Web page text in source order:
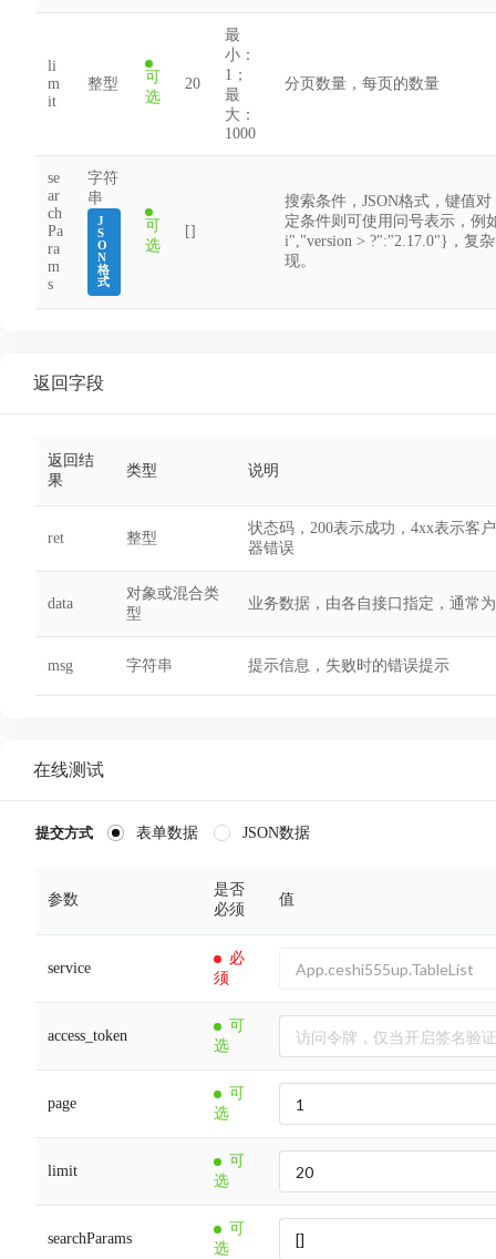
li
m
it
整型
可
选
20
最
小：
1；
最
大：
1000
分页数量，每页的数量
se
ar
ch
Pa
ra
m
s
字符
串
J
S
O
N
格
式
可
选
[]
搜索条件，JSON格式，键值
定条件则可使用问号表示，例
i","version > ?":"2.17.0"}，复
现。
返回字段
返回结
果
类型 说明
ret 整型
状态码，200表示成功，4xx表示客
器错误
data
对象或混合类
型
业务数据，由各自接口指定，通常
msg 字符串 提示信息，失败时的错误提示
在线测试
提交方式 表单数据 JSON数据
参数
是否
必须
值
service
必
须
access_token
可
选
page
可
选
limit
可
选
searchParams
可
选